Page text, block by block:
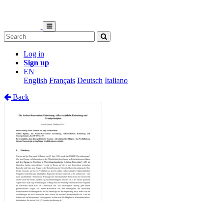
Log in
Sign up
EN
English Français Deutsch Italiano
Back